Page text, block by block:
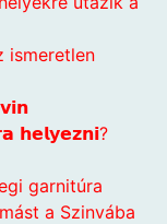
ismeretlen
𝗵𝗲𝗹𝘆𝗲𝘇𝗻𝗶?
garnitúra
a Szinvába